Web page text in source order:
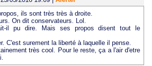
ils sont très très à droite.
On dit conservateurs. Lol.
il pu dire. Mais ses propos disent tout le
C'est surement la liberté à laquelle il pense.
très cool. Pour le reste, ça a l'air d'etre